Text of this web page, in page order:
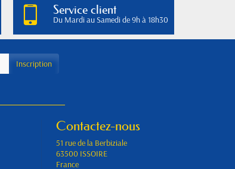
Service client
Du Mardi au Samedi de 9h à 18h30
Contactez-nous
51 rue de la Berbiziale
63500 ISSOIRE
France